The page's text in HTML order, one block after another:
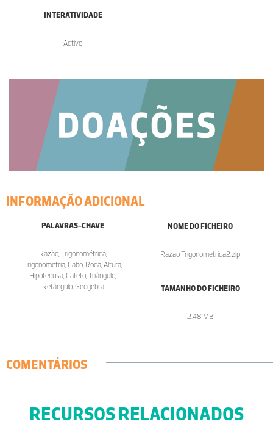
INTERATIVIDADE
Activo
INFORMAÇÃO ADICIONAL
PALAVRAS-CHAVE
Razão, Trigonométrica,
Trigonometria, Cabo, Roca, Altura,
Hipotenusa, Cateto, Triângulo,
Retângulo, Geogebra
NOME DO FICHEIRO
Razao Trigonometrica2.zip
TAMANHO DO FICHEIRO
2.48 MB
COMENTÁRIOS
RECURSOS RELACIONADOS